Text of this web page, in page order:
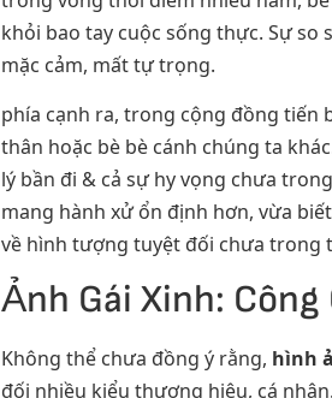
khỏi bao tay cuộc sống thực. Sự
mặc cảm, mất tự trọng.
phía cạnh ra, trong cộng đồng tiến
thân hoặc bè bè cánh chúng ta
lý bần đi & cả sự hy vọng chưa
mang hành xử ổn định hơn, vừa
về hình tượng tuyệt đối chưa trong
Ảnh Gái Xinh:
Không thể chưa đồng ý rằng, hình
đối nhiều kiểu thương hiệu, cá